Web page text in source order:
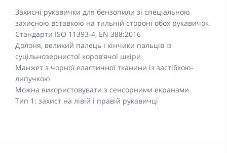
Захисні рукавички для бензопили зі спеціальною
захисною вставкою на тильній стороні обох рукавичок
Стандарти ISO 11393-4, EN 388:2016
Долоня, великий палець і кінчики пальців із
суцільнозернистої коров’ячої шкіри
Манжет з чорної еластичної тканини із застібкою-
липучкою
Можна використовувати з сенсорними екранами
Тип 1: захист на лівій і правій рукавичці